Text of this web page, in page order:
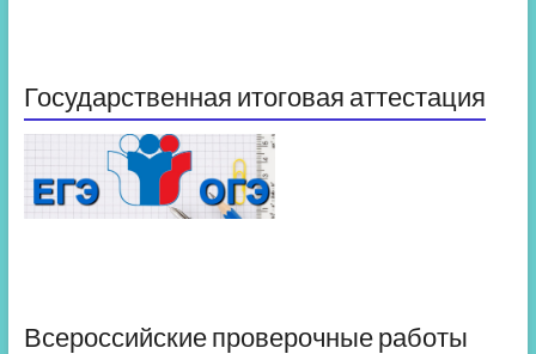
Государственная итоговая аттестация
Всероссийские проверочные работы